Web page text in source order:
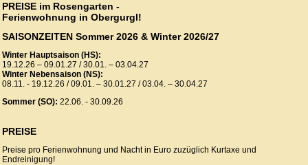
PREISE im Rosengarten -
Ferienwohnung in Obergurgl!
SAISONZEITEN Sommer 2026 & Winter 2026/27
Winter Hauptsaison (HS):
19.12.26 – 09.01.27 / 30.01. – 03.04.27
Winter Nebensaison (NS):
08.11. - 19.12.26 / 09.01. – 30.01.27 / 03.04. – 30.04.27
Sommer (SO): 22.06. - 30.09.26
PREISE
Preise pro Ferienwohnung und Nacht in Euro zuzüglich Kurtaxe und
Endreinigung!